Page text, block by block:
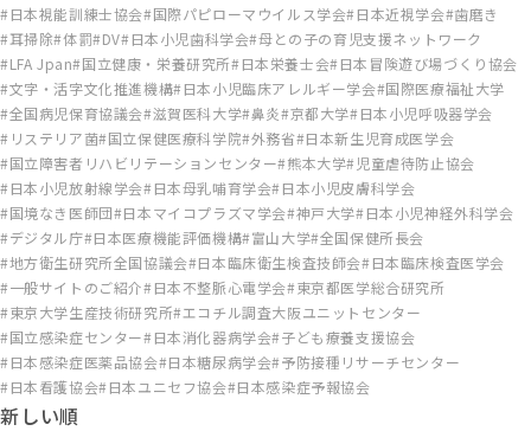
日本視能訓練士協会 国際パピローマウイルス学会 日本近視学会 歯磨き
耳掃除 体罰 DV 日本小児歯科学会 母との子の育児支援ネットワーク
LFA Jpan 国立健康・栄養研究所 日本栄養士会 日本冒険遊び場づくり協会
文字・活字文化推進機構 日本小児臨床アレルギー学会 国際医療福祉大学
全国病児保育協議会 滋賀医科大学 鼻炎 京都大学 日本小児呼吸器学会
リステリア菌 国立保健医療科学院 外務省 日本新生児育成医学会
国立障害者リハビリテーションセンター 熊本大学 児童虐待防止協会
日本小児放射線学会 日本母乳哺育学会 日本小児皮膚科学会
国境なき医師団
日本マイコプラズマ学会 神戸大学 日本小児神経外科学会
デジタル庁 日本医療機能評価機構 富山大学 全国保健所長会
地方衛生研究所全国協議会 日本臨床衛生検査技師会 日本臨床検査医学会
一般サイトのご紹介 日本不整脈心電学会 東京都医学総合研究所
東京大学生産技術研究所 エコチル調査大阪ユニットセンター
国立感染症センター 日本消化器病学会 子ども療養支援協会
日本感染症医薬品協会 日本糖尿病学会 予防接種リサーチセンター
日本看護協会 日本ユニセフ協会 日本感染症予報協会
新しい順